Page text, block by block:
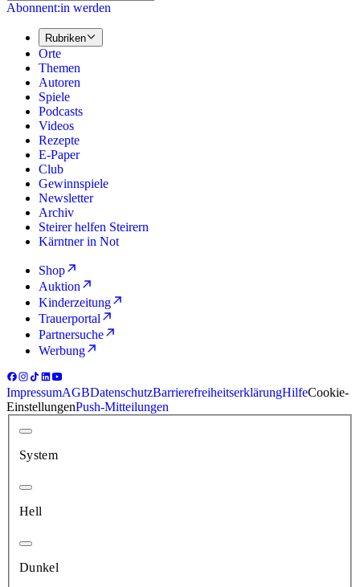
Abonnent:in werden
Rubriken
Orte
Themen
Autoren
Spiele
Podcasts
Videos
Rezepte
E-Paper
Club
Gewinnspiele
Newsletter
Archiv
Steirer helfen Steirern
Kärntner in Not
Shop
Auktion
Kinderzeitung
Trauerportal
Partnersuche
Werbung
ImpressumAGBDatenschutzBarrierefreiheitserklärungHilfeCookie-
EinstellungenPush-Mitteilungen
System
Hell
Dunkel